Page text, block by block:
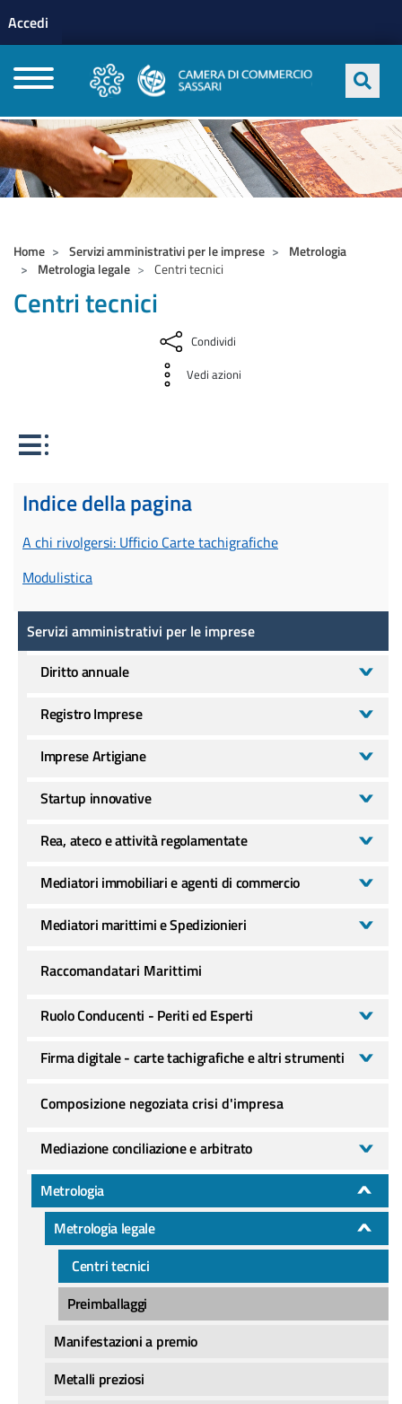
profilo utente
Accedi
Home Servizi amministrativi per le imprese
Metrologia
Metrologia legale
Centri tecnici
Centri tecnici
Condividi
Vedi azioni
Indice della pagina
A chi rivolgersi: Ufficio Carte tachigrafiche
Modulistica
Servizi amministrativi per le imprese
Servizi amministrativi per le imprese
Diritto annuale
Registro Imprese
Imprese Artigiane
Startup innovative
Rea, ateco e attività regolamentate
Mediatori immobiliari e agenti di commercio
Mediatori marittimi e Spedizionieri
Raccomandatari Marittimi
Ruolo Conducenti - Periti ed Esperti
Firma digitale - carte tachigrafiche e altri strumenti
Composizione negoziata crisi d'impresa
Mediazione conciliazione e arbitrato
Metrologia
Metrologia legale
Centri tecnici
Preimballaggi
Manifestazioni a premio
Metalli preziosi